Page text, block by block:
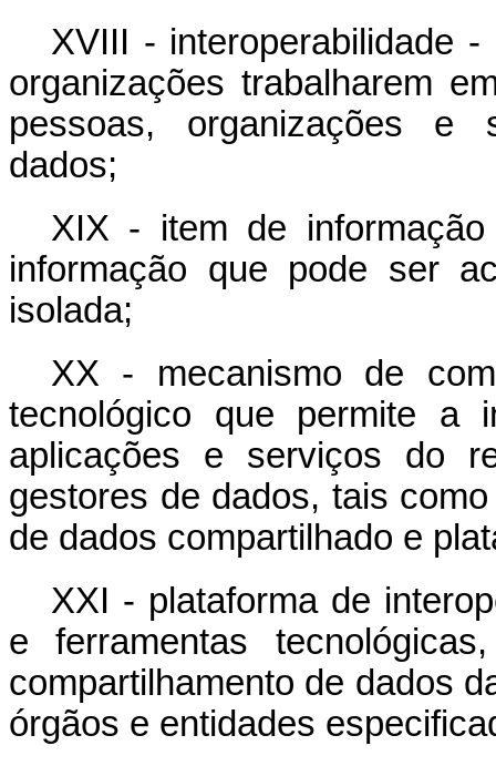
XVIII - interoperabilidade
organizações trabalharem
pessoas, organizações e
dados;
XIX - item de
informação que pode ser
isolada;
XX - mecanismo de
tecnológico que permite a
aplicações e serviços do
gestores de dados, tais
de dados compartilhado e
XXI - plataforma de
e ferramentas
compartilhamento de dados
órgãos e entidades